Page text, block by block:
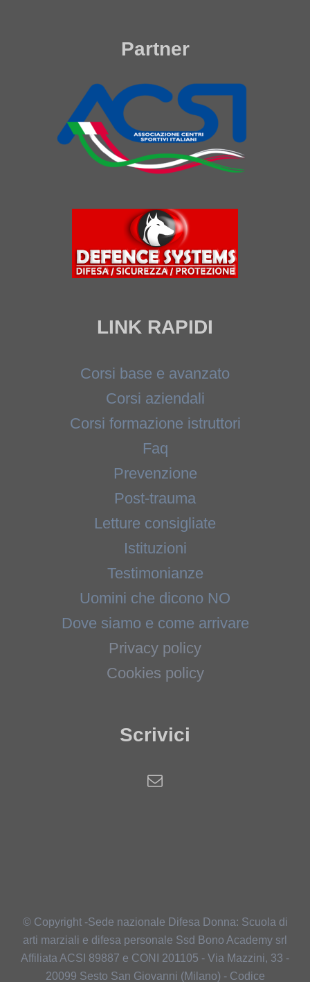
Partner
LINK RAPIDI
Corsi base e avanzato
Corsi aziendali
Corsi formazione istruttori
Faq
Prevenzione
Post-trauma
Letture consigliate
Istituzioni
Testimonianze
Uomini che dicono NO
Dove siamo e come arrivare
Privacy policy
Cookies policy
Scrivici
© Copyright -Sede nazionale Difesa Donna: Scuola di
arti marziali e difesa personale Ssd Bono Academy srl
Affiliata ACSI 89887 e CONI 201105 - Via Mazzini, 33 -
20099 Sesto San Giovanni (Milano) - Codice